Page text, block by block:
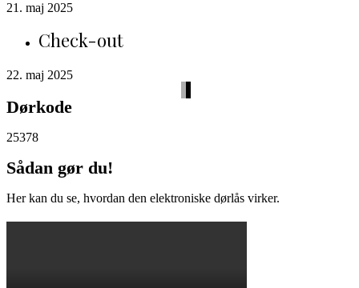
21. maj 2025
Check-out
22. maj 2025
Dørkode
25378
Sådan gør du!
Her kan du se, hvordan den elektroniske dørlås virker.